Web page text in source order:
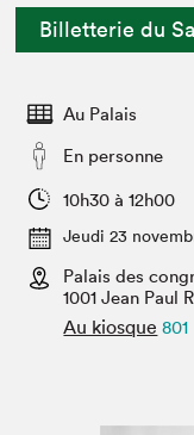
Espace
Espace
Espace médias
Actualités
SLM PRO
Préparer sa
Salon dans la
Projets
Billetterie du
Au Palais
En personne
10h30 à 12h00
Jeudi 23
Palais des
1001 Jean Paul
Au kiosque 801